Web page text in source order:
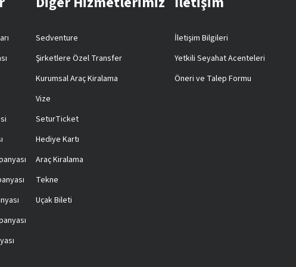
Sedventure
Şirketlere Özel Transfer
Kurumsal Araç Kiralama
Vize
SeturTicket
Hediye Kartı
Araç Kiralama
Tekne
Uçak Bileti
İletişim Bilgileri
Yetkili Seyahat Acenteleri
Öneri ve Talep Formu